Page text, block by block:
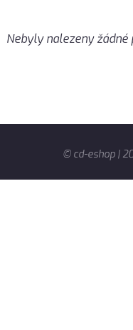
Nebyly nalezeny žádné
© cd-eshop |